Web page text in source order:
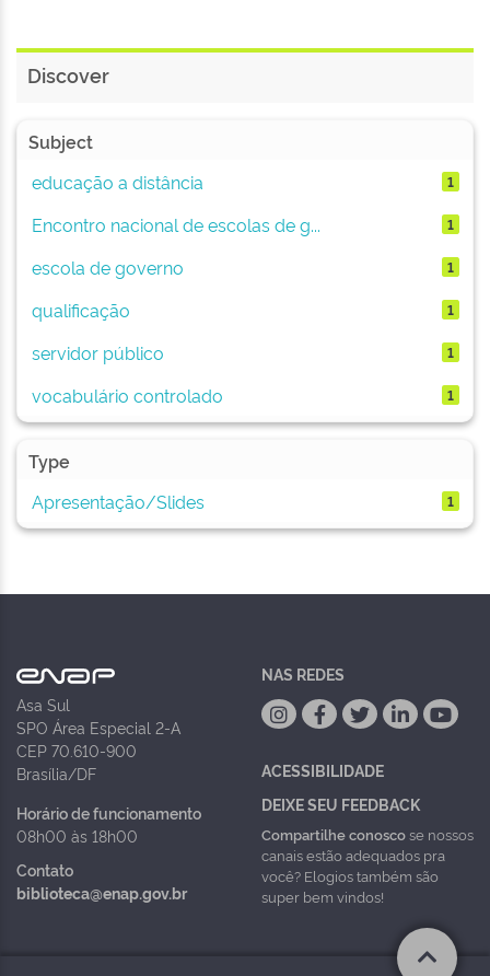
Discover
Subject
educação a distância
1
Encontro nacional de escolas de g... 1
escola de governo 1
qualificação 1
servidor público 1
vocabulário controlado 1
Type
Apresentação/Slides
1
Asa Sul
SPO Área Especial 2-A
CEP 70.610-900
Brasília/DF
Horário de funcionamento
08h00 às 18h00
Contato
biblioteca@enap.gov.br
NAS REDES
ACESSIBILIDADE
DEIXE SEU FEEDBACK
Compartilhe conoscose nossos
canais estão adequados pra
você? Elogios também são
super bem vindos!